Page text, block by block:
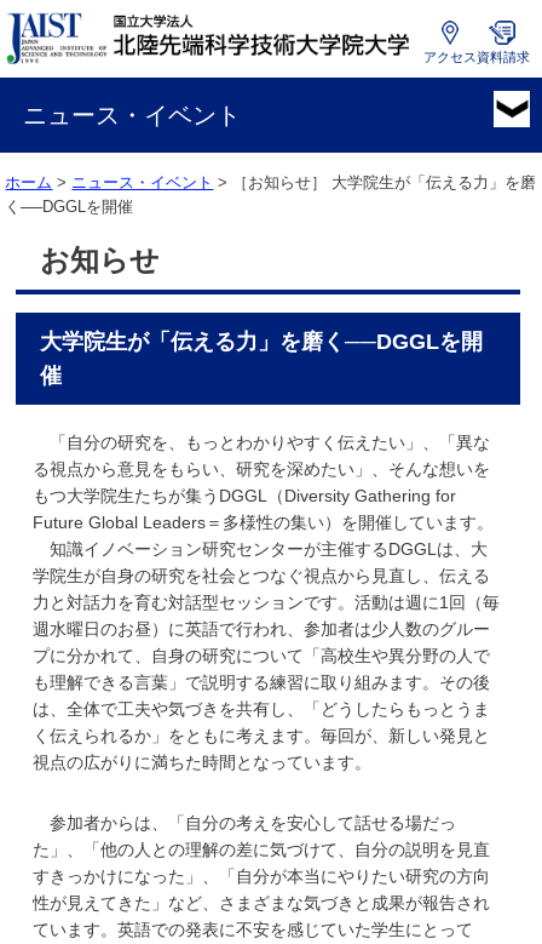
国
学
法
人
先
端
アクセス 資料請求
ニュース・イベント
ホーム > ニュース・イベント > ［お知らせ］ 大学院生が「伝える力」を磨
く──DGGLを開催
お知らせ
大学院生が「伝える力」を磨く──DGGLを開
催
「自分の研究を、もっとわかりやすく伝えたい」、「異な
る視点から意見をもらい、研究を深めたい」、そんな想いを
もつ大学院生たちが集うDGGL（Diversity Gathering for
Future Global Leaders＝多様性の集い）を開催しています。
知識イノベーション研究センターが主催するDGGLは、大
学院生が自身の研究を社会とつなぐ視点から見直し、伝える
力と対話力を育む対話型セッションです。活動は週に1回（毎
週水曜日のお昼）に英語で行われ、参加者は少人数のグルー
プに分かれて、自身の研究について「高校生や異分野の人で
も理解できる言葉」で説明する練習に取り組みます。その後
は、全体で工夫や気づきを共有し、「どうしたらもっとうま
く伝えられるか」をともに考えます。毎回が、新しい発見と
視点の広がりに満ちた時間となっています。
参加者からは、「自分の考えを安心して話せる場だっ
た」、「他の人との理解の差に気づけて、自分の説明を見直
すきっかけになった」、「自分が本当にやりたい研究の方向
性が見えてきた」など、さまざまな気づきと成果が報告され
ています。英語での発表に不安を感じていた学生にとって